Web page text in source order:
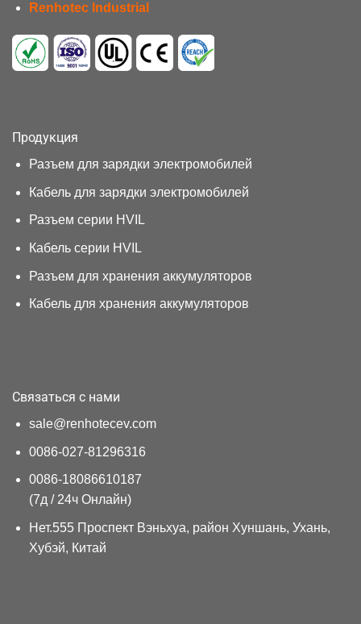
Renhotec Industrial
Продукция
Разъем для зарядки электромобилей
Кабель для зарядки электромобилей
Разъем серии HVIL
Кабель серии HVIL
Разъем для хранения аккумуляторов
Кабель для хранения аккумуляторов
Связаться с нами
sale@renhotecev.com
0086-027-81296316
0086-18086610187
(7д / 24ч Онлайн)
Нет.555 Проспект Вэньхуа, район Хуншань, Ухань,
Хубэй, Китай